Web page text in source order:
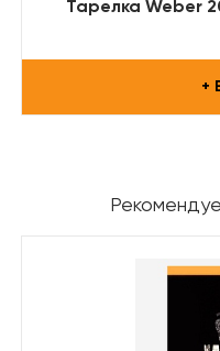
Тарелка Weber
+